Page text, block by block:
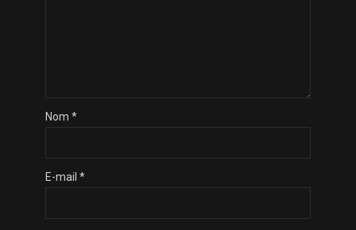
Nom *
E-mail *